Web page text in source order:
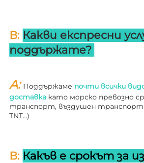
В: Какви експресни
поддържате?
A: Поддържаме почти всички
доставка като морско превозно
транспорт, въздушен транспорт
TNT…)
В: Какъв е срокът за